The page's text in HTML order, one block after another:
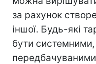
за рахунок
іншої. Будь-які
бути